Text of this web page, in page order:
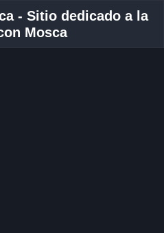
- Sitio dedicado a la
Mosca